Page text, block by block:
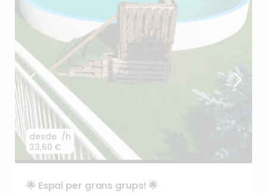
desde
33,60 €
/h
🌟 Espai per grans grups! 🌟